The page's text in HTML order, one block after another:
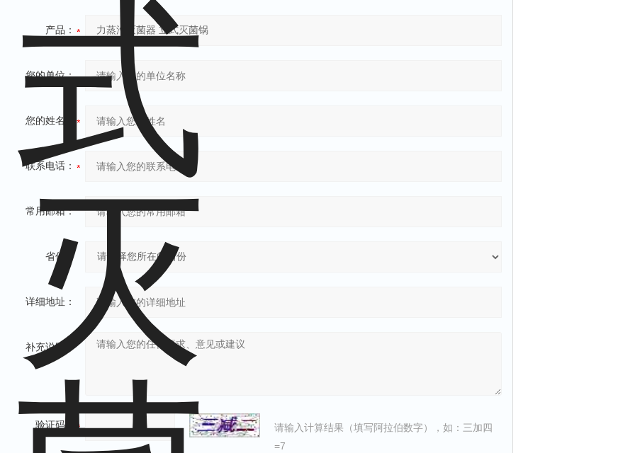
产品：
您的单位：
您的姓名：
联系电话：
常用邮箱：
省份：
详细地址：
补充说明：
验证码：
请输入计算结果（填写阿拉伯数字），如：三加四
=7